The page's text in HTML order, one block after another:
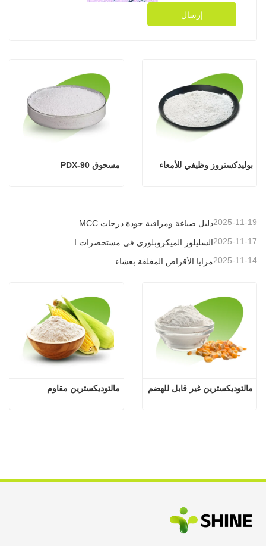
إرسال
مسحوق PDX-90 بوليدكستروز وظيفي للأمعاء
دليل صياغة ومراقبة جودة درجات MCC2025-11-19
2025-11-17
مزايا الأقراص المغلفة بغشاء2025-11-14
مالتوديكسترين مقاوم مالتوديكسترين غير قابل للهضم